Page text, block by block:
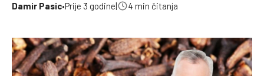
Damir Pasic•Prije 3 godine| 4 min čitanja